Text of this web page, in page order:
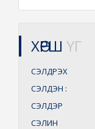
ХӨРШ ҮГ
СЭЛДРЭХ
СЭЛДЭН :
СЭЛДЭР
СЭЛИН